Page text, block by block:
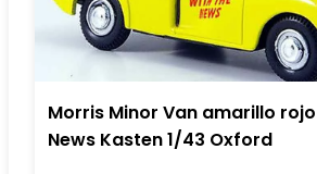
Morris Minor Van amarillo
News Kasten 1/43 Oxford